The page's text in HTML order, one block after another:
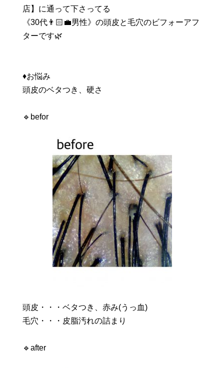
店】に通って下さってる
《30代👨🏻‍💼男性》の頭皮と毛穴のビフォーアフ
ターです🌿
♦️お悩み
頭皮のベタつき、硬さ
🔹befor
頭皮・・・ベタつき、赤み(うっ血)
毛穴・・・皮脂汚れの詰まり
🔹after